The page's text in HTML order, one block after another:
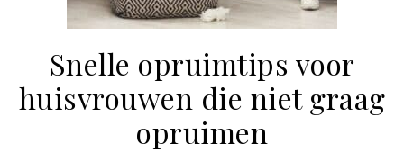
Snelle opruimtips voor
huisvrouwen die niet graag
opruimen